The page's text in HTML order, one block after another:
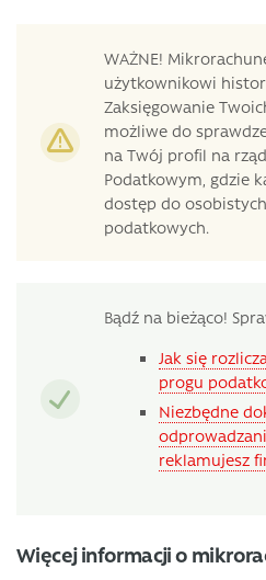
WAŻNE!
użytkownikowi
Zaksięgowanie
możliwe do
na Twój profil na
Podatkowym, gdzie
dostęp do
podatkowych.
Bądź na bieżąco!
Jak się
progu
Niezbędne
reklamujesz
Więcej informacji o